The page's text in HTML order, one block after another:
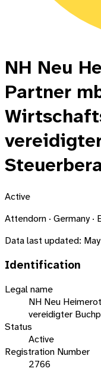
NH Neu
Partner
Active
Attendorn · Germany ·
Data last updated:
Identification
Legal name
NH Neu
vereidigter
Status
Active
Registration Number
2766